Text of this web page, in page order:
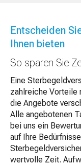
Entscheiden
Ihnen bieten
So sparen Sie
Eine
zahlreiche Vorteile
die Angebote
Alle angebotenen
bei uns ein
auf Ihre
wertvolle Zeit.